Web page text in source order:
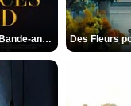
Les Silences de Riyad Bande-annonce VO STFR